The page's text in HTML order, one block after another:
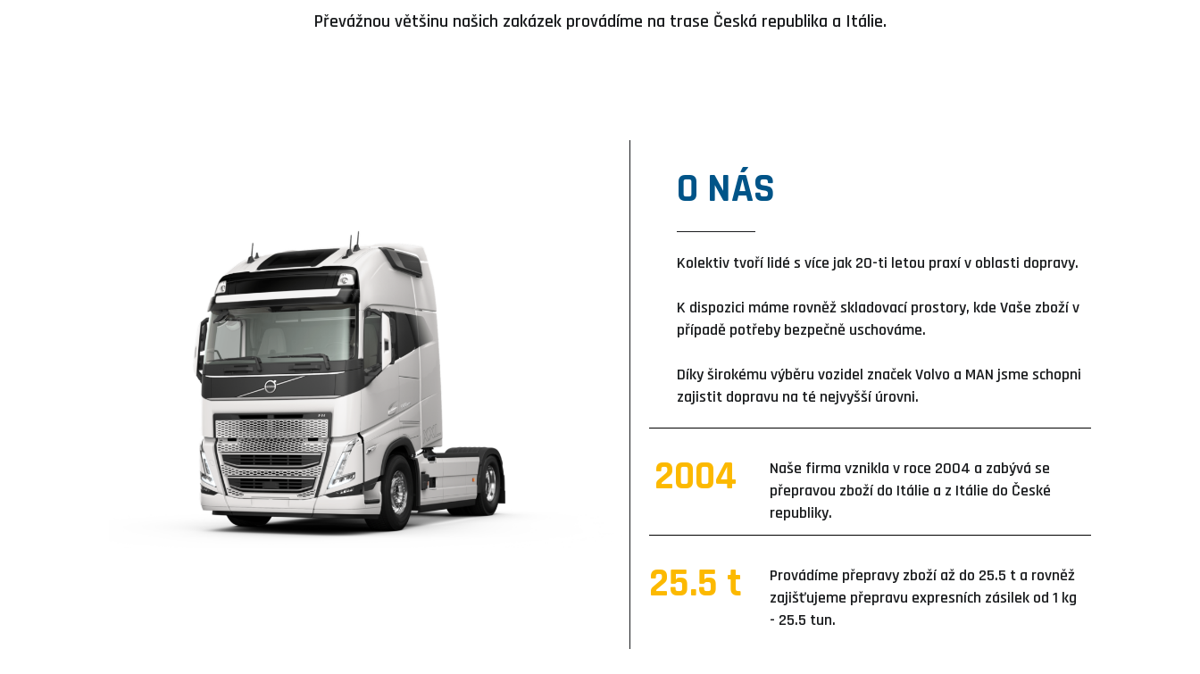
Převážnou většinu našich zakázek provádíme na trase Česká republika a Itálie.
O NÁS
Kolektiv tvoří lidé s více jak 20-ti letou praxí v oblasti dopravy.
K dispozici máme rovněž skladovací prostory, kde Vaše zboží v
případě potřeby bezpečně uschováme.
Díky širokému výběru vozidel značek Volvo a MAN jsme schopni
zajistit dopravu na té nejvyšší úrovni.
2004
Naše firma vznikla v roce 2004 a zabývá se
přepravou zboží do Itálie a z Itálie do České
republiky.
25.5 t
Provádíme přepravy zboží až do 25.5 t a rovněž
zajišťujeme přepravu expresních zásilek od 1 kg
- 25.5 tun.